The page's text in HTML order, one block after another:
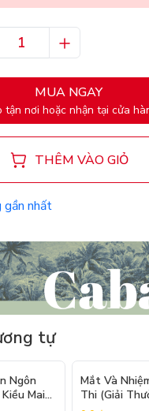
MUA NGAY
tận nơi hoặc nhận tại cửa
THÊM VÀO GIỎ
gần nhất
tự
- 20%
Ngôn
Mai
Mắt Và
Thi (Giải